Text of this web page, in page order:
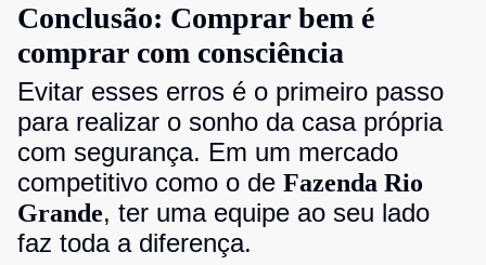
Conclusão: Comprar bem é
comprar com consciência
Evitar esses erros é o primeiro passo
para realizar o sonho da casa própria
com segurança. Em um mercado
competitivo como o de Fazenda Rio
Grande, ter uma equipe ao seu lado
faz toda a diferença.